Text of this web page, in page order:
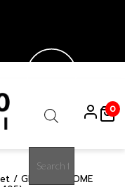
search
0
/ GREEN KAGOME